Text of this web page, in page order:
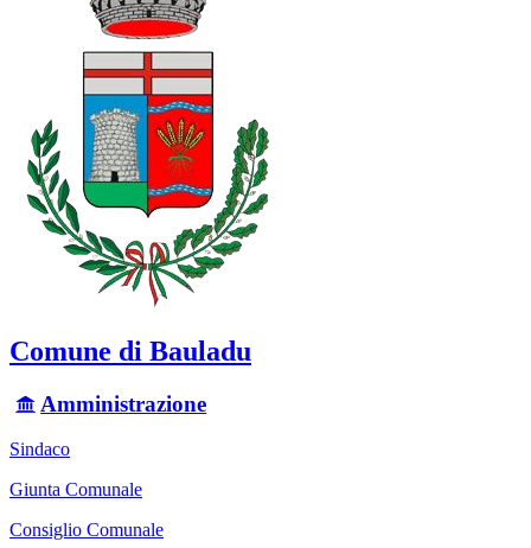
Comune di Bauladu
Amministrazione
Sindaco
Giunta Comunale
Consiglio Comunale